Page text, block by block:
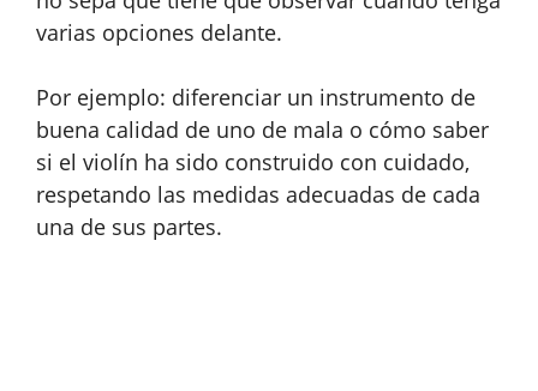
varias opciones delante.
Por ejemplo: diferenciar un instrumento de
buena calidad de uno de mala o cómo saber
si el violín ha sido construido con cuidado,
respetando las medidas adecuadas de cada
una de sus partes.